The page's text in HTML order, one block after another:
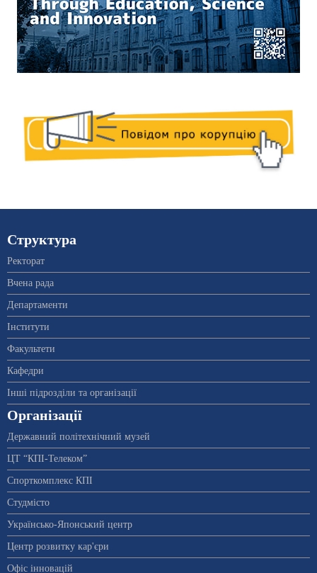
Структура
Ректорат
Вчена рада
Департаменти
Інститути
Факультети
Кафедри
Інші підрозділи та організації
Організації
Державний політехнічний музей
ЦТ “КПІ-Телеком”
Спорткомплекс КПІ
Студмісто
Українсько-Японський центр
Центр розвитку кар'єри
Офіс інновацій